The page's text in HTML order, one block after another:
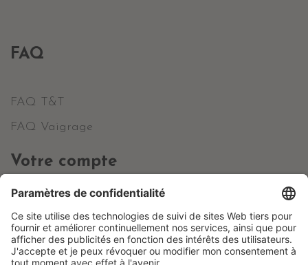
FAQ
FAQ T&T
FAQ Vaigrage
Votre compte
Informations personnelles
Commandes
Avoirs